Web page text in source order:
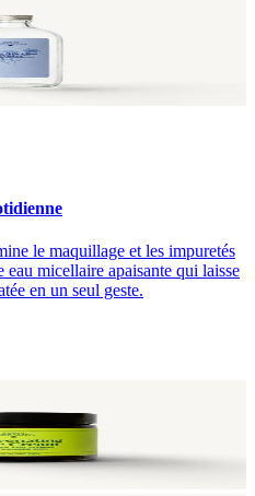
le maquillage et les impuretés
eau micellaire apaisante qui laisse
en un seul geste.